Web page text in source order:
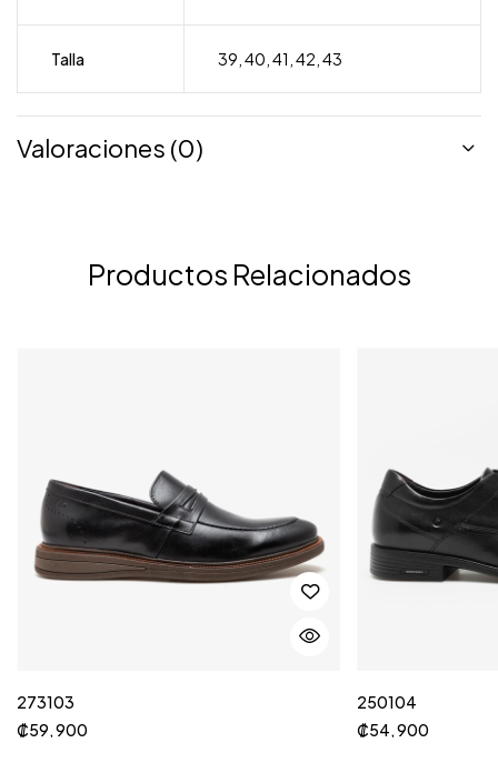
Talla 39 40 41 42 43
Valoraciones (0)
Productos Relacionados
273103
₡59, 900
250104
₡54, 900